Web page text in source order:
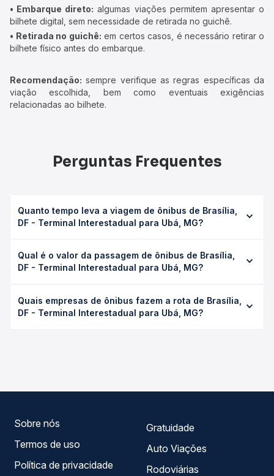
• Embarque direto: algumas viações permitem apresentar o
bilhete digital, sem necessidade de retirada no guichê.
• Retirada no guichê: em certos casos, é necessário retirar o
bilhete físico antes do embarque.
Recomendação: sempre verifique as regras específicas da
viação escolhida, bem como eventuais exigências
relacionadas ao bilhete.
Perguntas Frequentes
Quanto tempo leva a viagem de ônibus de Brasília,
DF - Terminal Interestadual para Ubá, MG?
para Ubá, MG leva em média 17h, podendo variar
conforme a viação, o tipo de serviço (convencional,
duração exata de cada opção na data desejada.
Qual é o valor da passagem de ônibus de Brasília,
DF - Terminal Interestadual para Ubá, MG?
Interestadual para Ubá, MG custa em média R$ 370,66 e
varia conforme a data da viagem, a empresa, o tipo de
Quais empresas de ônibus fazem a rota de Brasília,
DF - Terminal Interestadual para Ubá, MG?
Sobre nós
Termos de uso
Política de privacidade
Gratuidade
Auto Viações
Rodoviárias